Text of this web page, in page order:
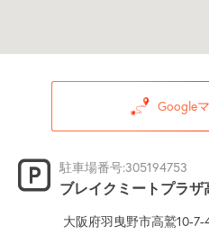
Google
駐車場番号:305194753
ブレイクミートプラザ
大阪府羽曳野市高鷲10-7-